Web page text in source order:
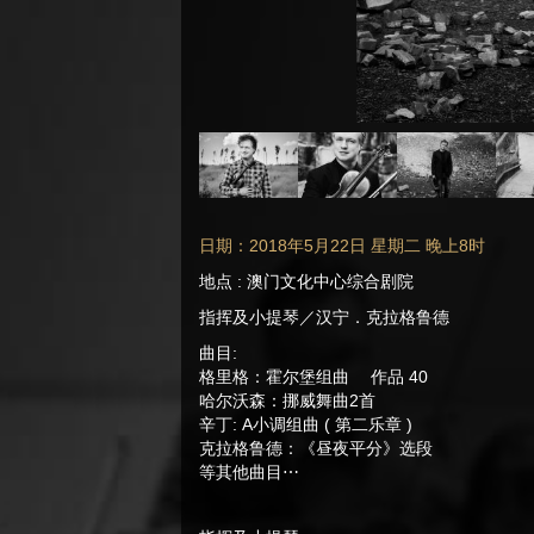
日期：2018年5月22日 星期二 晚上8时
地点 : 澳门文化中心综合剧院
指挥及小提琴／汉宁．克拉格鲁德
曲目:
格里格：霍尔堡组曲 作品 40
哈尔沃森：挪威舞曲2首
辛丁: A小调组曲 ( 第二乐章 )
克拉格鲁德：《昼夜平分》选段
等其他曲目⋯